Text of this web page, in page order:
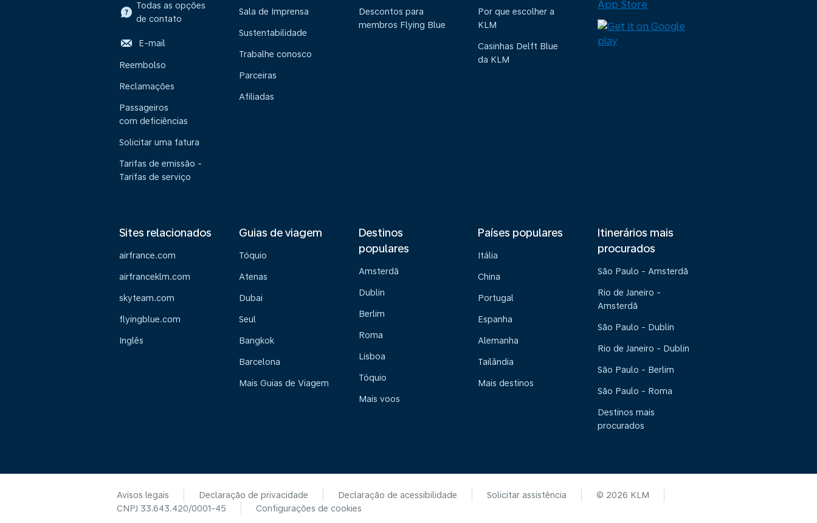
Todas as opções
de contato
E-mail
Reembolso
Reclamações
Passageiros
com deficiências
Solicitar uma fatura
Tarifas de emissão -
Tarifas de serviço
Sala de Imprensa
Sustentabilidade
Trabalhe conosco
Parceiras
Afiliadas
Descontos para
membros Flying Blue
Por que escolher a
KLM
Casinhas Delft Blue
da KLM
Sites relacionados
airfrance.com
airfranceklm.com
skyteam.com
flyingblue.com
Inglês
Guias de viagem
Tóquio
Atenas
Dubai
Seul
Bangkok
Barcelona
Mais Guias de Viagem
Destinos
populares
Amsterdã
Dublin
Berlim
Roma
Lisboa
Tóquio
Mais voos
Países populares
Itália
China
Portugal
Espanha
Alemanha
Tailândia
Mais destinos
Itinerários mais
procurados
São Paulo - Amsterdã
Rio de Janeiro -
Amsterdã
São Paulo - Dublin
Rio de Janeiro - Dublin
São Paulo - Berlim
São Paulo - Roma
Destinos mais
procurados
Avisos legais Declaração de privacidade Declaração de acessibilidade Solicitar assistência
© 2026 KLM
CNPJ 33.643.420/0001-45
Configurações de cookies